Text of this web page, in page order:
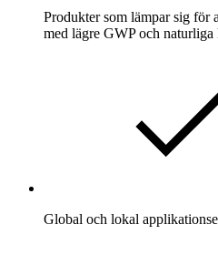
Produkter som lämpar sig för
med lägre GWP och
Global och lokal